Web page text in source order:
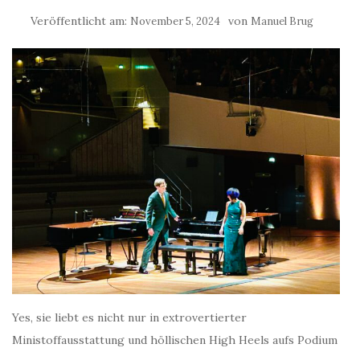
Veröffentlicht am: November 5, 2024 von Manuel Brug
Yes, sie liebt es nicht nur in extrovertierter
Ministoffausstattung und höllischen High Heels aufs Podium